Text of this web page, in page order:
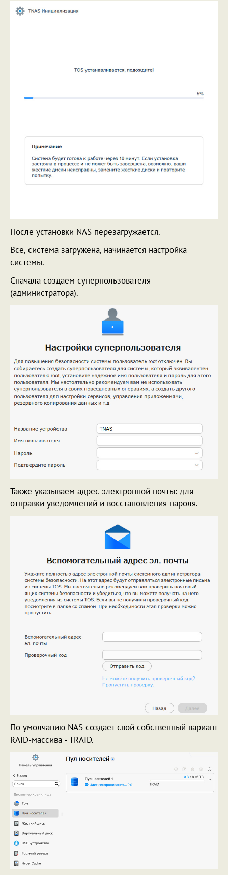
После установки NAS перезагружается.
Все, система загружена, начинается настройка
системы.
Сначала создаем суперпользователя
(администратора).
Также указываем адрес электронной почты: для
отправки уведомлений и восстановления пароля.
По умолчанию NAS создает свой собственный вариант
RAID-массива - TRAID.